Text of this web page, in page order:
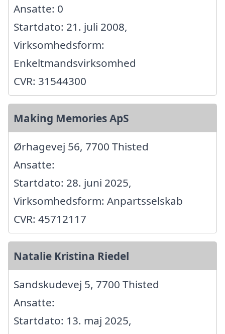
Ansatte: 0
Startdato: 21. juli 2008,
Virksomhedsform:
Enkeltmandsvirksomhed
CVR: 31544300
Making Memories ApS
Ørhagevej 56, 7700 Thisted
Ansatte:
Startdato: 28. juni 2025,
Virksomhedsform: Anpartsselskab
CVR: 45712117
Natalie Kristina Riedel
Sandskudevej 5, 7700 Thisted
Ansatte:
Startdato: 13. maj 2025,